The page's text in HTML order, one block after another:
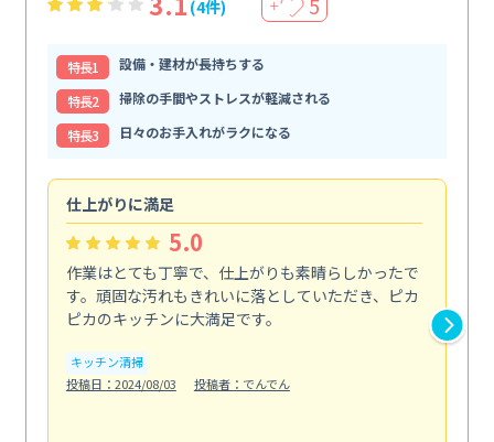
(4件) ＋ 5
特⻑1
設備・建材が長持ちする
特⻑2
掃除の手間やストレスが軽減される
特⻑3
日々のお手入れがラクになる
仕上がりに満足
5.0
作業はとても丁寧で、仕上がりも素晴らしかったで
す。頑固な汚れもきれいに落としていただき、ピカ
ピカのキッチンに大満足です。
キッチン清掃
投稿日：2024/08/03
投稿者：でんでん